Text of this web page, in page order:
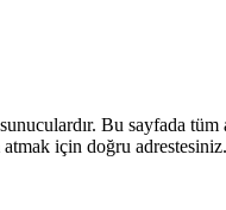
Bu sayfada
atmak için doğru adrestesiniz.